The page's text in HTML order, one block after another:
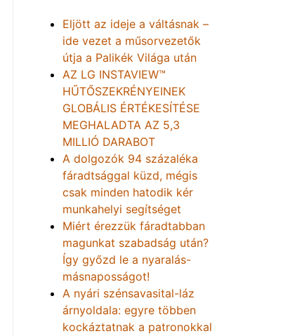
Eljött az ideje a váltásnak –
ide vezet a műsorvezetők
útja a Palikék Világa után
AZ LG INSTAVIEW™
HŰTŐSZEKRÉNYEINEK
GLOBÁLIS ÉRTÉKESÍTÉSE
MEGHALADTA AZ 5,3
MILLIÓ DARABOT
A dolgozók 94 százaléka
fáradtsággal küzd, mégis
csak minden hatodik kér
munkahelyi segítséget
Miért érezzük fáradtabban
magunkat szabadság után?
Így győzd le a nyaralás-
másnaposságot!
A nyári szénsavasital-láz
árnyoldala: egyre többen
kockáztatnak a patronokkal